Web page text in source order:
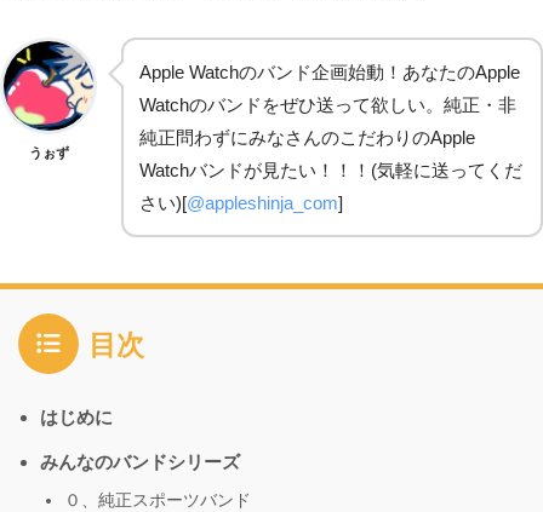
うぉず
Apple Watchのバンド企画始動！あなたのApple
Watchのバンドをぜひ送って欲しい。純正・非
純正問わずにみなさんのこだわりのApple
Watchバンドが見たい！！！(気軽に送ってくだ
さい)[@appleshinja_com]
目次
はじめに
みんなのバンドシリーズ
０、純正スポーツバンド